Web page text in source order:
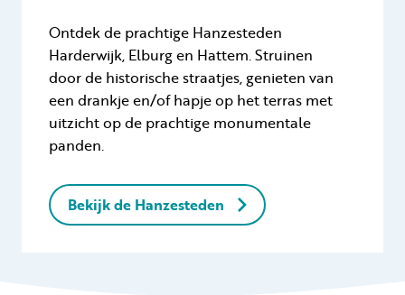
Ontdek de prachtige Hanzesteden
Harderwijk, Elburg en Hattem. Struinen
door de historische straatjes, genieten van
een drankje en/of hapje op het terras met
uitzicht op de prachtige monumentale
panden.
Bekijk de Hanzesteden